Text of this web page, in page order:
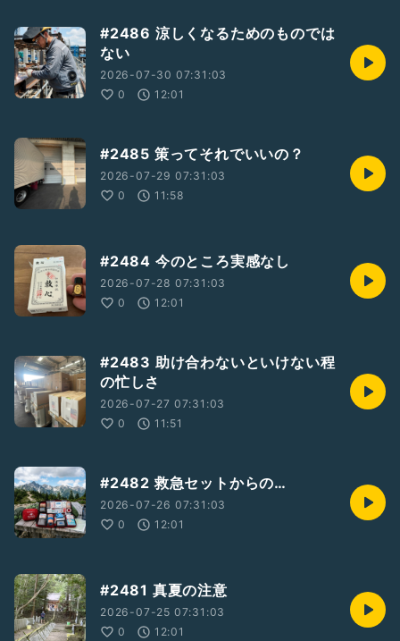
#2486 涼しくなるためのものでは
ない
2026-07-30 07:31:03
0
12:01
#2485 策ってそれでいいの？
2026-07-29 07:31:03
0
11:58
#2484 今のところ実感なし
2026-07-28 07:31:03
0
12:01
#2483 助け合わないといけない程
の忙しさ
2026-07-27 07:31:03
0
11:51
#2482 救急セットからの…
2026-07-26 07:31:03
0
12:01
#2481 真夏の注意
2026-07-25 07:31:03
0
12:01